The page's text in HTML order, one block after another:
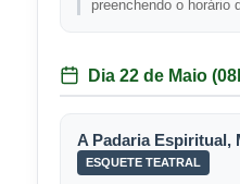
preenchendo o horário
Dia 22 de Maio
A Padaria Espiritual,
ESQUETE TEATRAL